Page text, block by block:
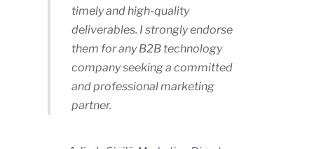
timely and high-quality
deliverables. I strongly endorse
them for any B2B technology
company seeking a committed
and professional marketing
partner.